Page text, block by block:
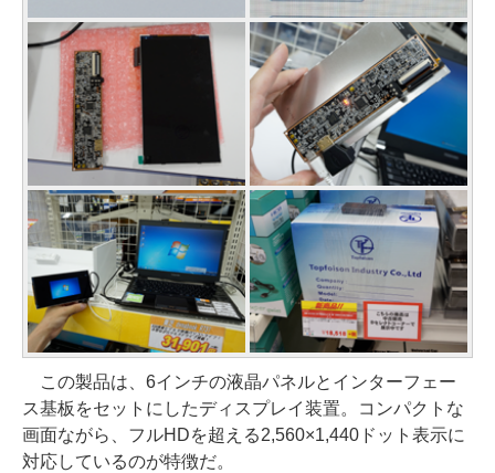
この製品は、6インチの液晶パネルとインターフェー
ス基板をセットにしたディスプレイ装置。コンパクトな
画面ながら、フルHDを超える2,560×1,440ドット表示に
対応しているのが特徴だ。